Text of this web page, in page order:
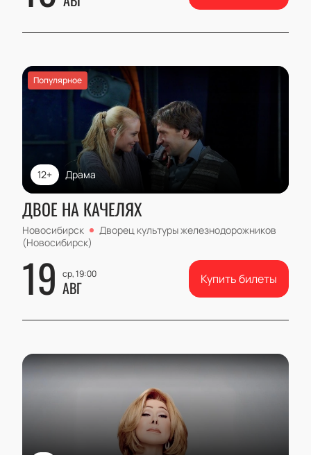
Популярное
Драма
12+
ДВОЕ НА КАЧЕЛЯХ
Новосибирск
Дворец культуры железнодорожников
(Новосибирск)
19 ср, 19:00
АВГ Купить билеты